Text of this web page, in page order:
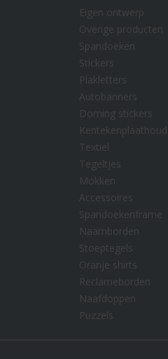
Eigen ontwerp
Overige producten
Spandoeken
Stickers
Plakletters
Autobanners
Doming stickers
Textiel
Tegeltjes
Mokken
Accessoires
Spandoekenframe
Naamborden
Stoeptegels
Oranje shirts
Reclameborden
Naafdoppen
Puzzels